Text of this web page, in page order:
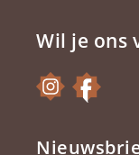
Wil je ons